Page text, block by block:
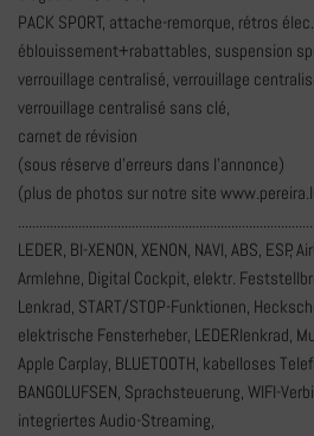
PACK SPORT, attache-remorque, rétros
éblouissement+rabattables, suspension
verrouillage centralisé, verrouillage
verrouillage centralisé sans clé,
carnet de révision
(sous réserve d'erreurs dans l'annonce)
(plus de photos sur notre site
LEDER, BI-XENON, XENON, NAVI, ABS, ESP,
Armlehne, Digital Cockpit, elektr.
Lenkrad, START/STOP-Funktionen,
elektrische Fensterheber, LEDERlenkrad,
Apple Carplay, BLUETOOTH, kabelloses
BANGOLUFSEN, Sprachsteuerung, WIFI-
integriertes Audio-Streaming,